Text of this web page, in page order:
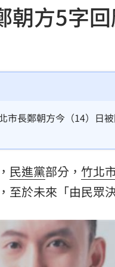
方5字
長鄭朝方今（14）日
民進黨部分， 竹北
至於未來「由民眾